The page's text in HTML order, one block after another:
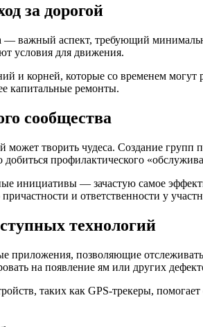
за дорогой
— важный аспект, требующий
условия для движения.
и корней, которые со временем
капитальные ремонты.
сообщества
творить чудеса. Создание
профилактического
инициативы — зачастую самое
и ответственности у
технологий
приложения, позволяющие
на появление ям или других
таких как GPS-трекеры,